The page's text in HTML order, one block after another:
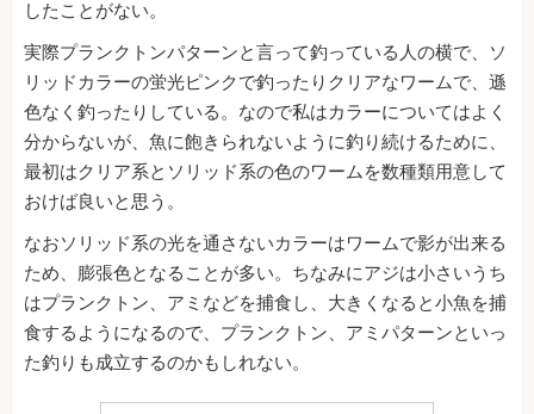
したことがない。
実際プランクトンパターンと言って釣っている人の横で、ソ
リッドカラーの蛍光ピンクで釣ったりクリアなワームで、遜
色なく釣ったりしている。なので私はカラーについてはよく
分からないが、魚に飽きられないように釣り続けるために、
最初はクリア系とソリッド系の色のワームを数種類用意して
おけば良いと思う。
なおソリッド系の光を通さないカラーはワームで影が出来る
ため、膨張色となることが多い。ちなみにアジは小さいうち
はプランクトン、アミなどを捕食し、大きくなると小魚を捕
食するようになるので、プランクトン、アミパターンといっ
た釣りも成立するのかもしれない。